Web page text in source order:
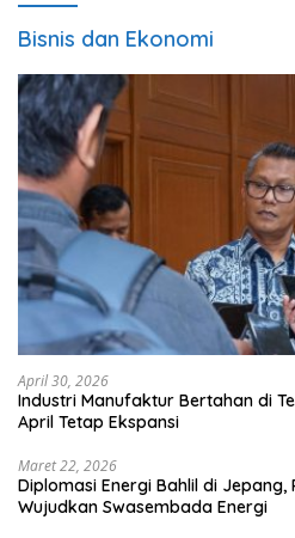
Bisnis dan Ekonomi
April 30, 2026
Industri Manufaktur Bertahan di
April Tetap Ekspansi
Maret 22, 2026
Diplomasi Energi Bahlil di Jepang,
Wujudkan Swasembada Energi